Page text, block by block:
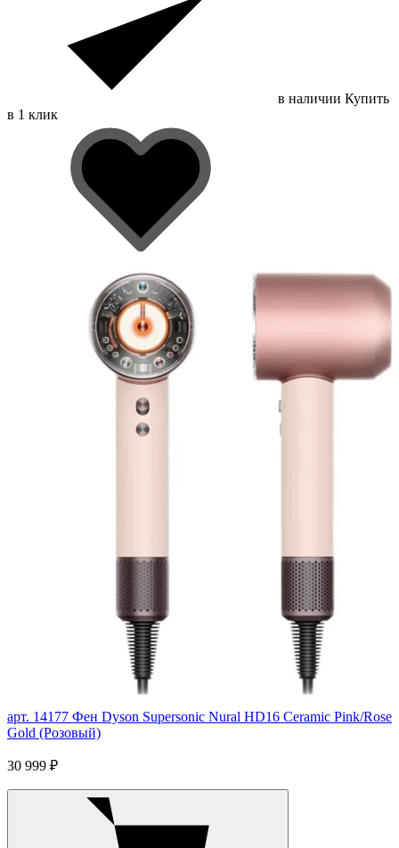
в наличии Купить
в 1 клик
арт. 14177 Фен Dyson Supersonic Nural HD16 Ceramic Pink/Rose
Gold (Розовый)
30 999 ₽